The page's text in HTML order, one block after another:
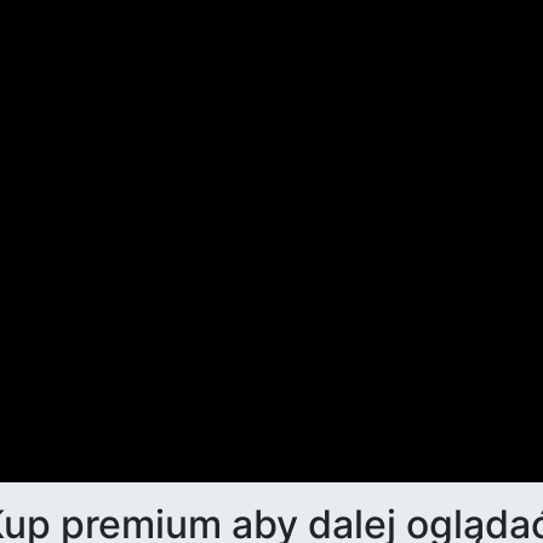
premium aby dalej